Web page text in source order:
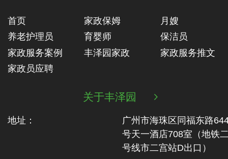
首页 家政保姆
月嫂
养老护理员
育婴师
保洁员
家政服务案例
丰泽园家政
家政服务推文
家政员应聘
关于丰泽园 
地址：
广州市海珠区同福东路
号天一酒店708室（地铁‬
号线市二‬宫站D出口）